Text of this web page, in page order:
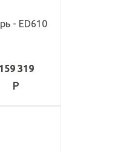
- ED610
159 319